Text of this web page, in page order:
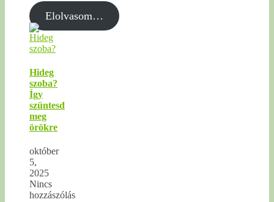
Elolvasom…
Hideg
szoba?
Így
szüntesd
meg
örökre
október
5,
2025
Nincs
hozzászólás